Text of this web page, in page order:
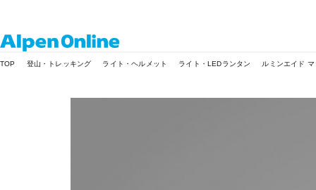
Online
TOP 登山・トレッキング ライト・ヘルメット ライト・LEDランタン ルミンエイド